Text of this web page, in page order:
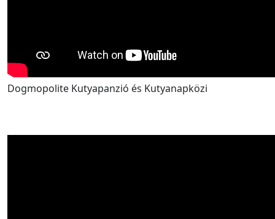
Dogmopolite Kutyapanzió és Kutyanapközi